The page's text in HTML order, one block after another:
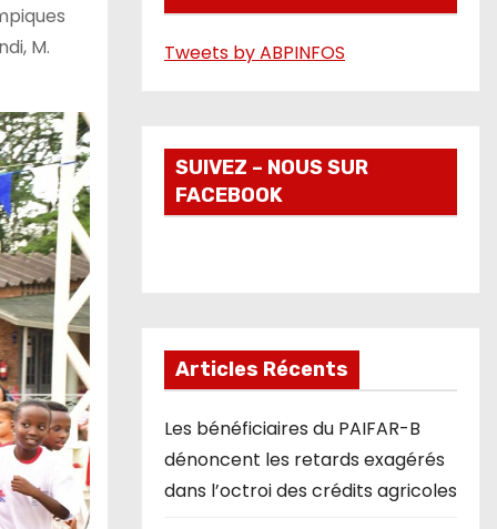
M.
o
Tweets by ABPINFOS
SUIVEZ – NOUS SUR
FACEBOOK
Articles Récents
Les bénéficiaires du PAIFAR-B
dénoncent les retards exagérés
dans l’octroi des crédits agricoles